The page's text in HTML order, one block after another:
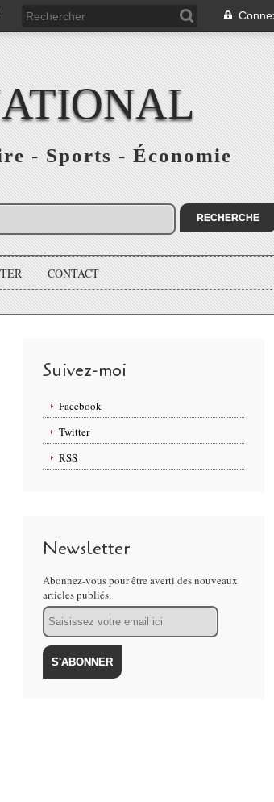
- Sports - Économie
CONTACT
Suivez-moi
Facebook
Twitter
RSS
Newsletter
Abonnez-vous pour être averti des nouveaux
articles publiés.
Email